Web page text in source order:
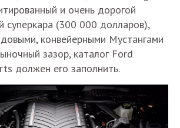
и очень дорогой
суперкара (300 000 долларов),
конвейерными Мустангами
зазор, каталог Ford
должен его заполнить.